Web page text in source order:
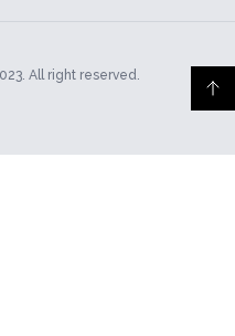
All right reserved.